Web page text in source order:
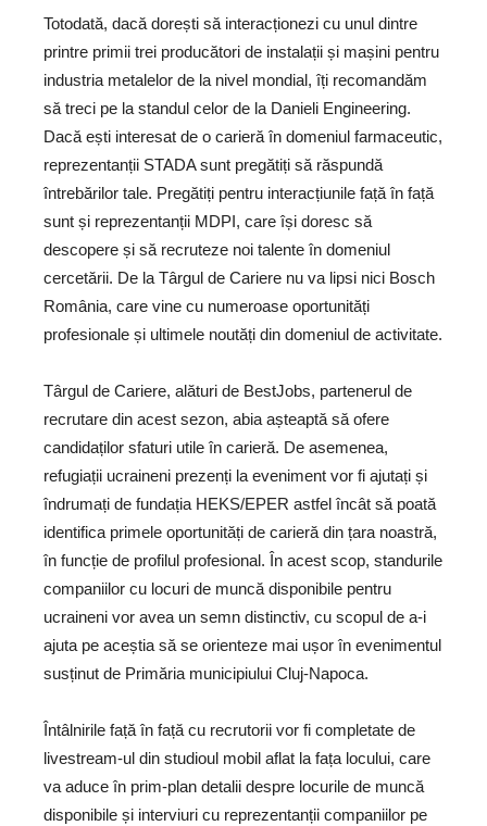
Totodată, dacă dorești să interacționezi cu unul dintre
printre primii trei producători de instalații și mașini pentru
industria metalelor de la nivel mondial, îți recomandăm
să treci pe la standul celor de la Danieli Engineering.
Dacă ești interesat de o carieră în domeniul farmaceutic,
reprezentanții STADA sunt pregătiți să răspundă
întrebărilor tale. Pregătiți pentru interacțiunile față în față
sunt și reprezentanții MDPI, care își doresc să
descopere și să recruteze noi talente în domeniul
cercetării. De la Târgul de Cariere nu va lipsi nici Bosch
România, care vine cu numeroase oportunități
profesionale și ultimele noutăți din domeniul de activitate.
Târgul de Cariere, alături de BestJobs, partenerul de
recrutare din acest sezon, abia așteaptă să ofere
candidaților sfaturi utile în carieră. De asemenea,
refugiații ucraineni prezenți la eveniment vor fi ajutați și
îndrumați de fundația HEKS/EPER astfel încât să poată
identifica primele oportunități de carieră din țara noastră,
în funcție de profilul profesional. În acest scop, standurile
companiilor cu locuri de muncă disponibile pentru
ucraineni vor avea un semn distinctiv, cu scopul de a-i
ajuta pe aceștia să se orienteze mai ușor în evenimentul
susținut de Primăria municipiului Cluj-Napoca.
Întâlnirile față în față cu recrutorii vor fi completate de
livestream-ul din studioul mobil aflat la fața locului, care
va aduce în prim-plan detalii despre locurile de muncă
disponibile și interviuri cu reprezentanții companiilor pe